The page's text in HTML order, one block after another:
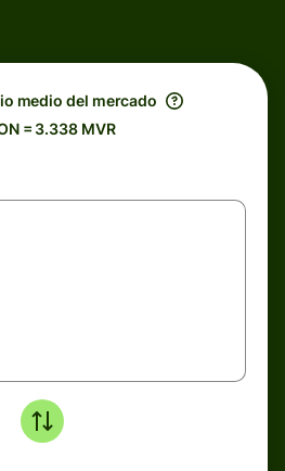
medio del mercado
= 3.338 MVR